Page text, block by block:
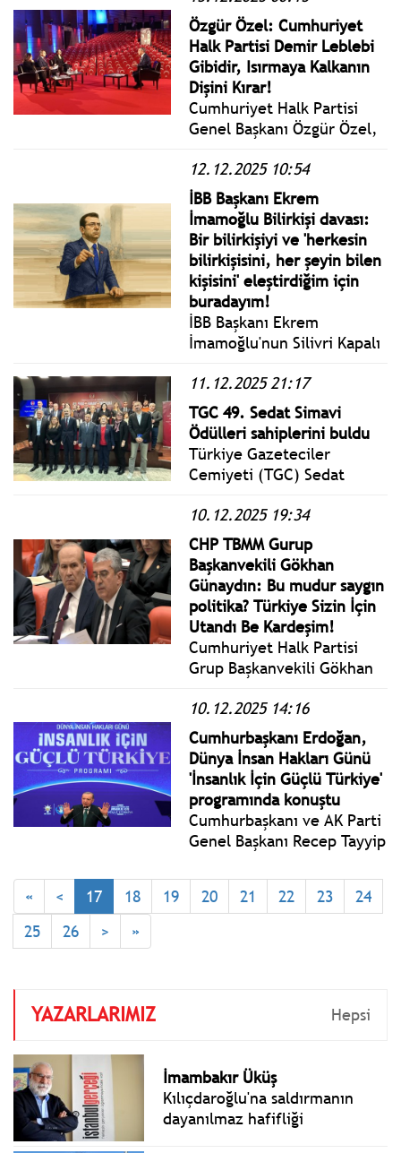
Türkiye'ye dönen hekim
sayısının ise 249 olduğunu
bildirdi.
Özgür Özel: Cumhuriyet
Halk Partisi Demir Leblebi
Gibidir, Isırmaya Kalkanın
Dişini Kırar!
Cumhuriyet Halk Partisi
Genel Başkanı Özgür Özel,
konuk oldu.
12.12.2025 10:54
İBB Başkanı Ekrem
İmamoğlu Bilirkişi davası:
Bir bilirkişiyi ve 'herkesin
bilirkişisini, her şeyin bilen
kişisini' eleştirdiğim için
buradayım!
İBB Başkanı Ekrem
İmamoğlu'nun Silivri Kapalı
Yerleşkesi Duruşma
Salonunda 12 Aralık 2025
Cuma günü görülen Bilirkişi
Davası Duruşması
savunması.
11.12.2025 21:17
TGC 49. Sedat Simavi
Ödülleri sahiplerini buldu
Türkiye Gazeteciler
Cemiyeti (TGC) Sedat
9 dalda 18 ödül verildi.
10.12.2025 19:34
CHP TBMM Gurup
Başkanvekili Gökhan
Günaydın: Bu mudur saygın
politika? Türkiye Sizin İçin
Utandı Be Kardeşim!
Cumhuriyet Halk Partisi
Grup Başkanvekili Gökhan
Kurulu’nda bütçe
görüşmeleri sırasında
açıklamalarda bulundu.
10.12.2025 14:16
Cumhurbaşkanı Erdoğan,
Dünya İnsan Hakları Günü
'İnsanlık İçin Güçlü Türkiye'
programında konuştu
Cumhurbaşkanı ve AK Parti
Genel Başkanı Recep Tayyip
Hakları Başkanlığı
tarafından Dünya İnsan
« < 17 18 19 20 21 22 23
24
25
26 > »
YAZARLARIMIZ Hepsi
İmambakır Üküş
Kılıçdaroğlu'na saldırmanın
dayanılmaz hafifliği